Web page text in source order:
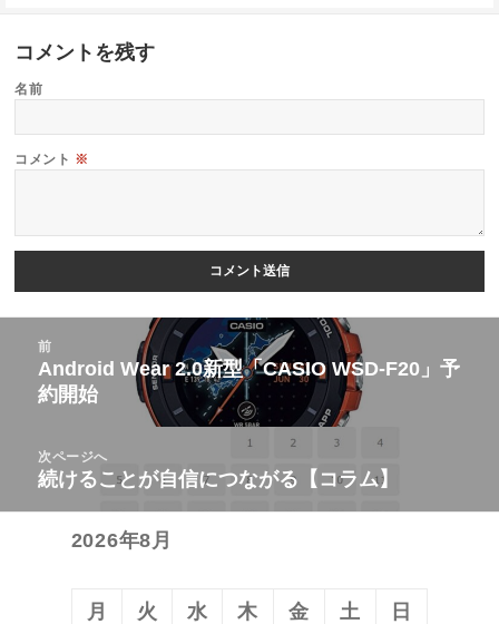
コメントを残す
名前
コメント ※
前
前
の
稿:
Android Wear 2.0新型「CASIO WSD-F20」予
約開始
次ページへ
次
の
続けることが自信につながる【コラム】
2026年8月
月 火 水 木 金 土 日